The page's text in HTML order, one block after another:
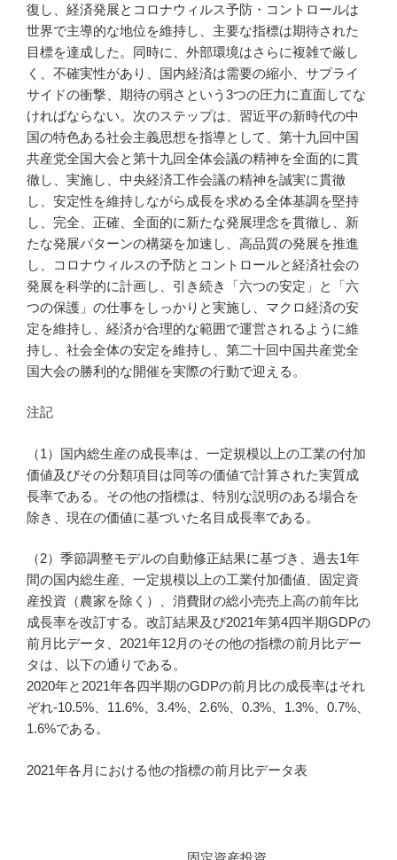
復し、経済発展とコロナウィルス予防・コントロールは
世界で主導的な地位を維持し、主要な指標は期待された
目標を達成した。同時に、外部環境はさらに複雑で厳し
く、不確実性があり、国内経済は需要の縮小、サプライ
サイドの衝撃、期待の弱さという3つの圧力に直面してな
ければならない。次のステップは、習近平の新時代の中
国の特色ある社会主義思想を指導として、第十九回中国
共産党全国大会と第十九回全体会議の精神を全面的に貫
徹し、実施し、中央経済工作会議の精神を誠実に貫徹
し、安定性を維持しながら成長を求める全体基調を堅持
し、完全、正確、全面的に新たな発展理念を貫徹し、新
たな発展パターンの構築を加速し、高品質の発展を推進
し、コロナウィルスの予防とコントロールと経済社会の
発展を科学的に計画し、引き続き「六つの安定」と「六
つの保護」の仕事をしっかりと実施し、マクロ経済の安
定を維持し、経済が合理的な範囲で運営されるように維
持し、社会全体の安定を維持し、第二十回中国共産党全
国大会の勝利的な開催を実際の行動で迎える。
注記
（1）国内総生産の成長率は、一定規模以上の工業の付加
価値及びその分類項目は同等の価値で計算された実質成
長率である。その他の指標は、特別な説明のある場合を
除き、現在の価値に基づいた名目成長率である。
（2）季節調整モデルの自動修正結果に基づき、過去1年
間の国内総生産、一定規模以上の工業付加価値、固定資
産投資（農家を除く）、消費財の総小売売上高の前年比
成長率を改訂する。改訂結果及び2021年第4四半期GDPの
前月比データ、2021年12月のその他の指標の前月比デー
タは、以下の通りである。
2020年と2021年各四半期のGDPの前月比の成長率はそれ
ぞれ-10.5%、11.6%、3.4%、2.6%、0.3%、1.3%、0.7%、
1.6%である。
2021年各月における他の指標の前月比データ表